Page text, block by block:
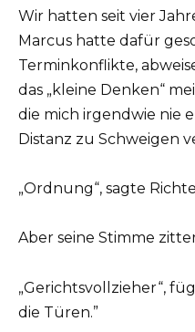
Wir hatten seit vier
Marcus hatte dafür
Terminkonflikte,
das „kleine Denken“
die mich irgendwie nie
Distanz zu Schweigen
„Ordnung“, sagte
Aber seine Stimme
„Gerichtsvollzieher“,
die Türen.”